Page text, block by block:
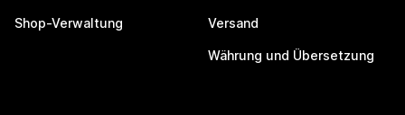
Shop-Verwaltung Versand
Währung und Übersetzung